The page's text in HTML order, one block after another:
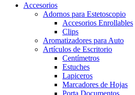
Accesorios
Adornos para Estetoscopio
Accesorios Enrollables
Clips
Aromatizadores para Auto
Artículos de Escritorio
Centímetros
Estuches
Lapiceros
Marcadores de Hojas
Porta Documentos